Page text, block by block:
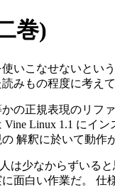
巻)
いこなせないとい
みもの程度に考え
の正規表現のリフ
Linux 1.1 にイ
解釈に於いて動作
は少なからずいる
面白い作業だ。